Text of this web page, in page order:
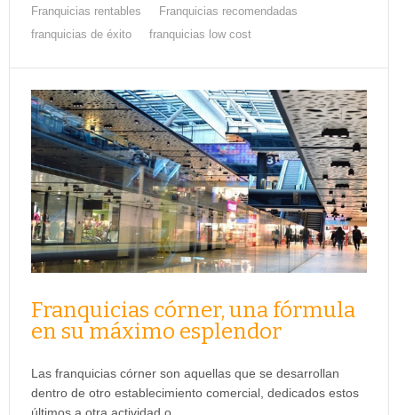
Franquicias rentables
Franquicias recomendadas
franquicias de éxito
franquicias low cost
Franquicias córner, una fórmula
en su máximo esplendor
Las franquicias córner son aquellas que se desarrollan
dentro de otro establecimiento comercial, dedicados estos